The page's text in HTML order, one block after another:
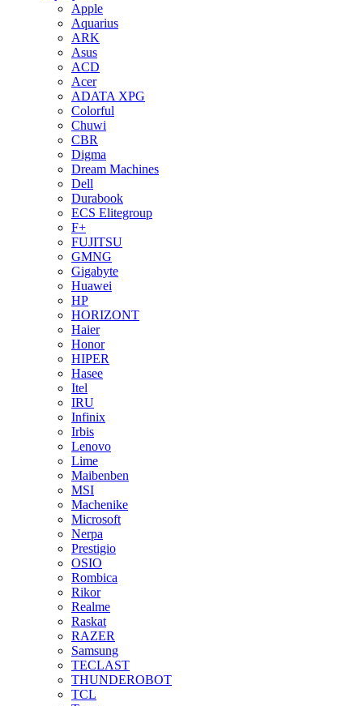
Apple
Aquarius
ARK
Asus
ACD
Acer
ADATA XPG
Colorful
Chuwi
CBR
Digma
Dream Machines
Dell
Durabook
ECS Elitegroup
F+
FUJITSU
GMNG
Gigabyte
Huawei
HP
HORIZONT
Haier
Honor
HIPER
Hasee
Itel
IRU
Infinix
Irbis
Lenovo
Lime
Maibenben
MSI
Machenike
Microsoft
Nerpa
Prestigio
OSIO
Rombica
Rikor
Realme
Raskat
RAZER
Samsung
TECLAST
THUNDEROBOT
TCL